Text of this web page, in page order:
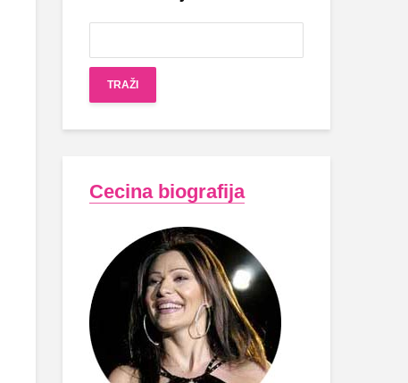
Cecina biografija